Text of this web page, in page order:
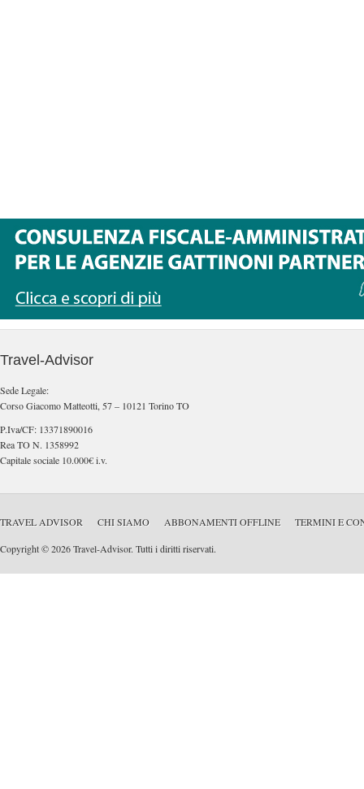
Travel-Advisor
Sede Legale:
Corso Giacomo Matteotti, 57 – 10121 Torino TO
P.Iva/CF: 13371890016
Rea TO N. 1358992
Capitale sociale 10.000€ i.v.
TRAVEL ADVISOR CHI SIAMO ABBONAMENTI OFFLINE TERMINI E
Copyright © 2026 Travel-Advisor. Tutti i diritti riservati.